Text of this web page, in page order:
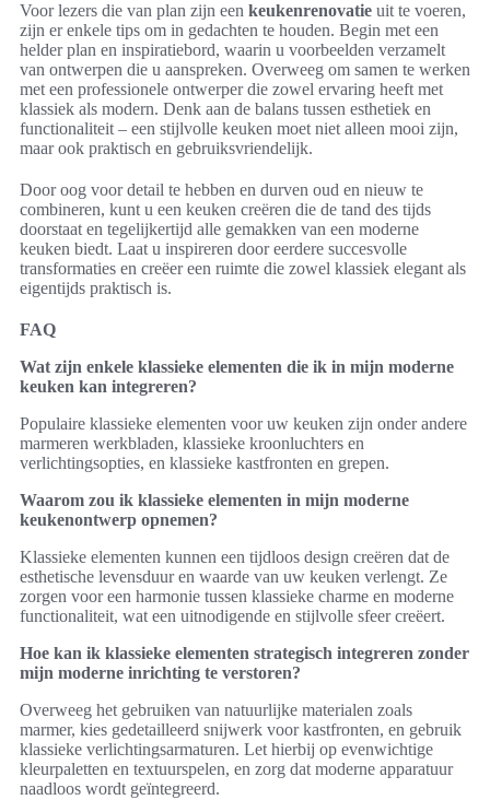
Voor lezers die van plan zijn een keukenrenovatie uit te voeren,
zijn er enkele tips om in gedachten te houden. Begin met een
helder plan en inspiratiebord, waarin u voorbeelden verzamelt
van ontwerpen die u aanspreken. Overweeg om samen te werken
met een professionele ontwerper die zowel ervaring heeft met
klassiek als modern. Denk aan de balans tussen esthetiek en
functionaliteit – een stijlvolle keuken moet niet alleen mooi zijn,
maar ook praktisch en gebruiksvriendelijk.
Door oog voor detail te hebben en durven oud en nieuw te
combineren, kunt u een keuken creëren die de tand des tijds
doorstaat en tegelijkertijd alle gemakken van een moderne
keuken biedt. Laat u inspireren door eerdere succesvolle
transformaties en creëer een ruimte die zowel klassiek elegant als
eigentijds praktisch is.
FAQ
Wat zijn enkele klassieke elementen die ik in mijn moderne
keuken kan integreren?
Populaire klassieke elementen voor uw keuken zijn onder andere
marmeren werkbladen, klassieke kroonluchters en
verlichtingsopties, en klassieke kastfronten en grepen.
Waarom zou ik klassieke elementen in mijn moderne
keukenontwerp opnemen?
Klassieke elementen kunnen een tijdloos design creëren dat de
esthetische levensduur en waarde van uw keuken verlengt. Ze
zorgen voor een harmonie tussen klassieke charme en moderne
functionaliteit, wat een uitnodigende en stijlvolle sfeer creëert.
Hoe kan ik klassieke elementen strategisch integreren zonder
mijn moderne inrichting te verstoren?
Overweeg het gebruiken van natuurlijke materialen zoals
marmer, kies gedetailleerd snijwerk voor kastfronten, en gebruik
klassieke verlichtingsarmaturen. Let hierbij op evenwichtige
kleurpaletten en textuurspelen, en zorg dat moderne apparatuur
naadloos wordt geïntegreerd.